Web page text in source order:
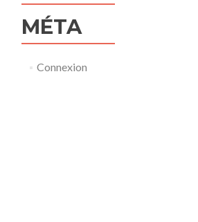
MÉTA
Connexion